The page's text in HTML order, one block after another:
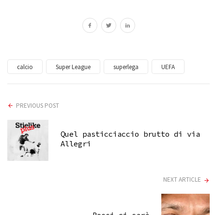
calcio Super League superlega UEFA
PREVIOUS POST
Quel pasticciaccio brutto di via
Allegri
NEXT ARTICLE